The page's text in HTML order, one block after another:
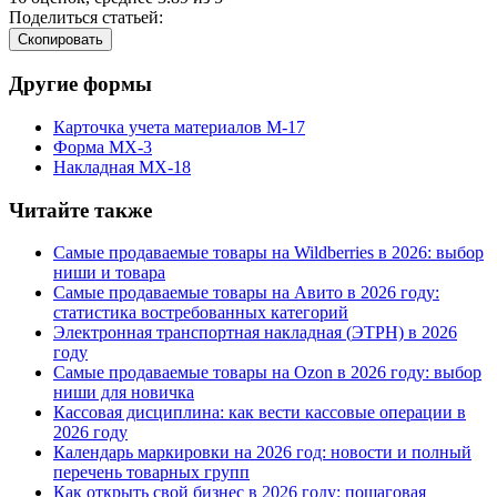
Поделиться статьей:
Cкопировать
Другие формы
Карточка учета материалов М-17
Форма МХ-3
Накладная МХ-18
Читайте также
Самые продаваемые товары на Wildberries в 2026: выбор
ниши и товара
Самые продаваемые товары на Авито в 2026 году:
статистика востребованных категорий
Электронная транспортная накладная (ЭТРН) в 2026
году
Самые продаваемые товары на Ozon в 2026 году: выбор
ниши для новичка
Кассовая дисциплина: как вести кассовые операции в
2026 году
Календарь маркировки на 2026 год: новости и полный
перечень товарных групп
Как открыть свой бизнес в 2026 году: пошаговая